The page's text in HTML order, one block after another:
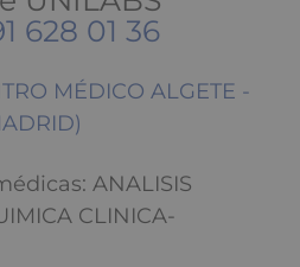
628 01 36
MÉDICO ALGETE -
ANALISIS
CLINICA-